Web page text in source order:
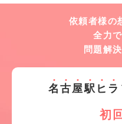
依頼者様の
全力
問題解
名 古 屋駅 ヒ ラ
初回